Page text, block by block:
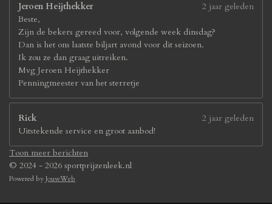
Jeroen Heijthekker
2 jaar geleden
Beste,
Zijn de bekers gereed voor, volgende week dinsdag?
Dan is het ons laatste biljart avond voor dit seizoen.
Ik zou ze dan graag uitreiken.
Mvg Jeroen Heijthekker
Penningmeester van het sterretje
Rick
2 jaar geleden
Uitstekende service en groot aanbod!
Toon meer berichten
© 2024 - 2026 sportprijzenleek.nl
Powered byJouwWeb